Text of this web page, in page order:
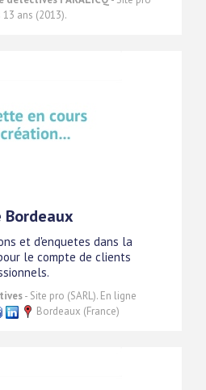
ans (2013).
et d'enquetes dans la
le compte de clients
- Site pro (SARL). En ligne
Bordeaux (France)